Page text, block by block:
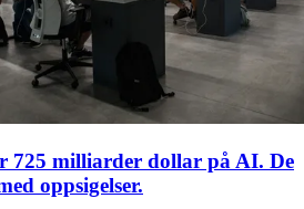
725 milliarder dollar på AI. De
oppsigelser.